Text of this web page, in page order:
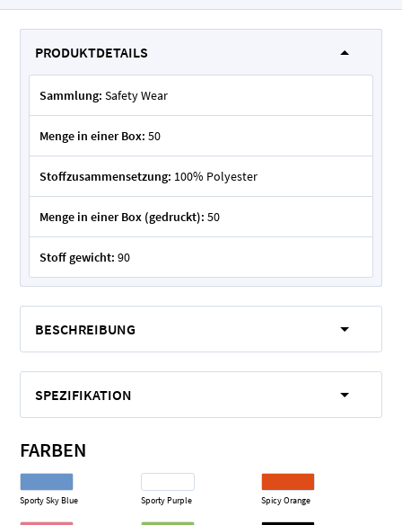
PRODUKTDETAILS
Sammlung: Safety Wear
Menge in einer Box: 50
Stoffzusammensetzung: 100% Polyester
Menge in einer Box (gedruckt): 50
Stoff gewicht: 90
BESCHREIBUNG
SPEZIFIKATION
FARBEN
Sporty Sky Blue Sporty Purple Spicy Orange